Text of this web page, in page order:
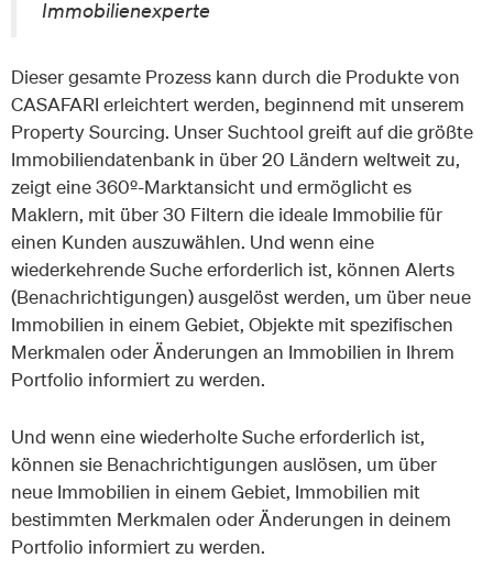
Immobilienexperte
Dieser gesamte Prozess kann durch die Produkte von
CASAFARI erleichtert werden, beginnend mit unserem
Property Sourcing. Unser Suchtool greift auf die größte
Immobiliendatenbank in über 20 Ländern weltweit zu,
zeigt eine 360º-Marktansicht und ermöglicht es
Maklern, mit über 30 Filtern die ideale Immobilie für
einen Kunden auszuwählen. Und wenn eine
wiederkehrende Suche erforderlich ist, können Alerts
(Benachrichtigungen) ausgelöst werden, um über neue
Immobilien in einem Gebiet, Objekte mit spezifischen
Merkmalen oder Änderungen an Immobilien in Ihrem
Portfolio informiert zu werden.
Und wenn eine wiederholte Suche erforderlich ist,
können sie Benachrichtigungen auslösen, um über
neue Immobilien in einem Gebiet, Immobilien mit
bestimmten Merkmalen oder Änderungen in deinem
Portfolio informiert zu werden.